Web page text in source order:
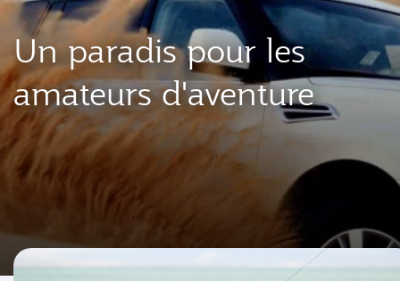
Un paradis pour les
amateurs d'aventure